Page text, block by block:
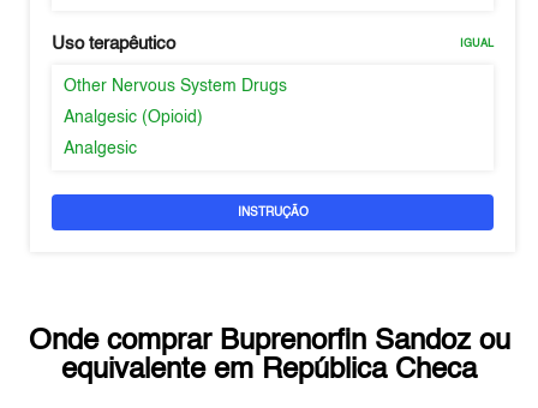
Uso terapêutico IGUAL
Other Nervous System Drugs
Analgesic (Opioid)
Analgesic
INSTRUÇÃO
Onde comprar Buprenorfin Sandozou
equivalente em República Checa